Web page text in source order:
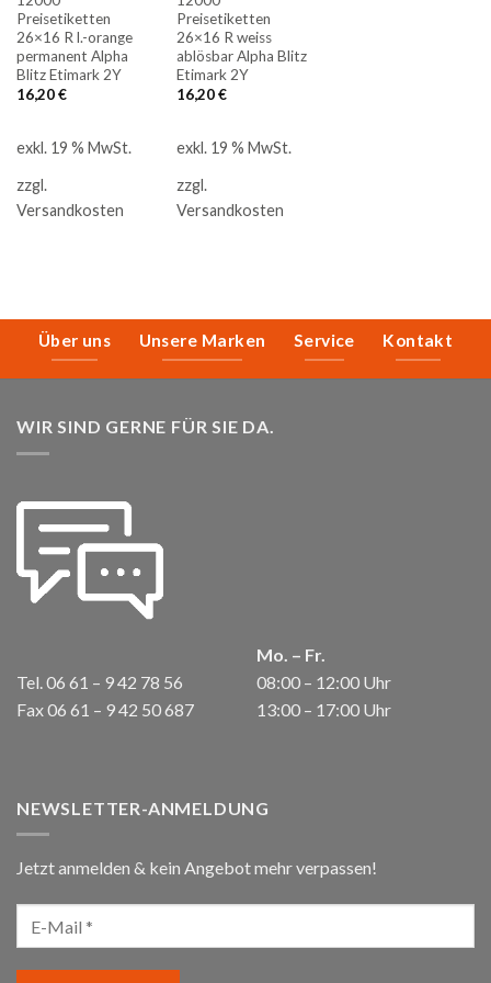
Preisetiketten
26×16 R l.-orange
permanent Alpha
Blitz Etimark 2Y
16,20€
exkl. 19 % MwSt.
zzgl.
Versandkosten
Preisetiketten
26×16 R weiss
ablösbar Alpha Blitz
Etimark 2Y
16,20€
exkl. 19 % MwSt.
zzgl.
Versandkosten
Über uns Unsere Marken Service Kontakt
WIR SIND GERNE FÜR SIE DA.
Tel. 06 61 – 9 42 78 56
Fax 06 61 – 9 42 50 687
Mo. – Fr.
08:00 – 12:00 Uhr
13:00 – 17:00 Uhr
NEWSLETTER-ANMELDUNG
Jetzt anmelden & kein Angebot mehr verpassen!